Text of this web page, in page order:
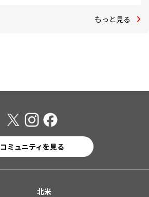
もっと見る
コミュニティを見る
北米